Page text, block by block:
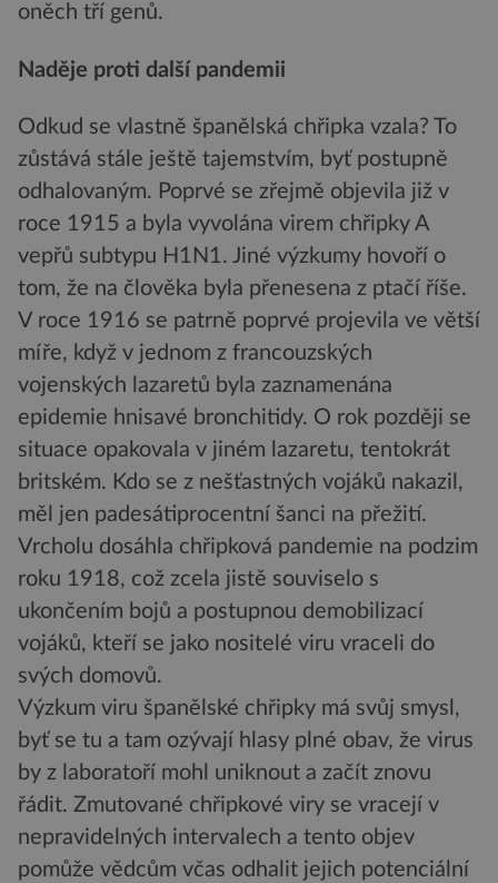
oněch tří genů.
Naděje proti další pandemii
Odkud se vlastně španělská chřipka vzala? To
zůstává stále ještě tajemstvím, byť postupně
odhalovaným. Poprvé se zřejmě objevila již v
roce 1915 a byla vyvolána virem chřipky A
vepřů subtypu H1N1. Jiné výzkumy hovoří o
tom, že na člověka byla přenesena z ptačí říše.
V roce 1916 se patrně poprvé projevila ve větší
míře, když v jednom z francouzských
vojenských lazaretů byla zaznamenána
epidemie hnisavé bronchitidy. O rok později se
situace opakovala v jiném lazaretu, tentokrát
britském. Kdo se z nešťastných vojáků nakazil,
měl jen padesátiprocentní šanci na přežití.
Vrcholu dosáhla chřipková pandemie na podzim
roku 1918, což zcela jistě souviselo s
ukončením bojů a postupnou demobilizací
vojáků, kteří se jako nositelé viru vraceli do
svých domovů.
Výzkum viru španělské chřipky má svůj smysl,
byť se tu a tam ozývají hlasy plné obav, že virus
by z laboratoří mohl uniknout a začít znovu
řádit. Zmutované chřipkové viry se vracejí v
nepravidelných intervalech a tento objev
pomůže vědcům včas odhalit jejich potenciální